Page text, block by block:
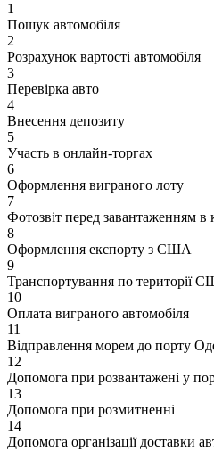
1
Пошук автомобіля
2
Розрахунок вартості автомобіля
3
Перевірка авто
4
Внесення депозиту
5
Участь в онлайн-торгах
6
Оформлення виграного лоту
7
Фотозвіт перед завантаженням в
8
Оформлення експорту з США
9
Транспортування по території
10
Оплата виграного автомобіля
11
Відправлення морем до порту
12
Допомога при розвантажені у
13
Допомога при розмитненні
14
Допомога організації доставки